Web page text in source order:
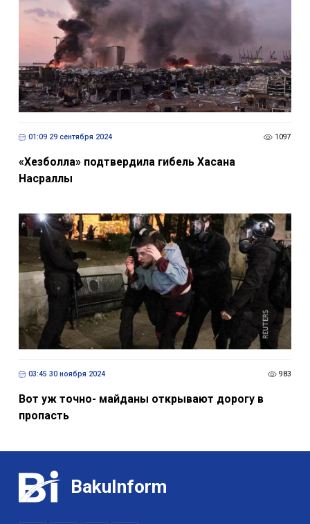
01:09 29 сентября 2024 1097
«Хезболла» подтвердила гибель Хасана
Насраллы
03:45 30 ноября 2024 983
Вот уж точно- майданы открывают дорогу в
пропасть
BakuInform